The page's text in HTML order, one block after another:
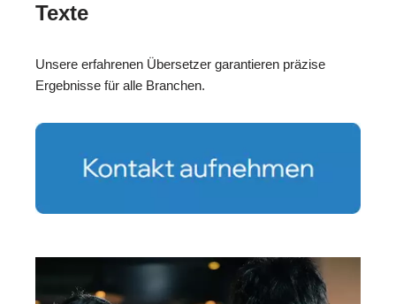
Texte
Unsere erfahrenen Übersetzer garantieren präzise
Ergebnisse für alle Branchen.